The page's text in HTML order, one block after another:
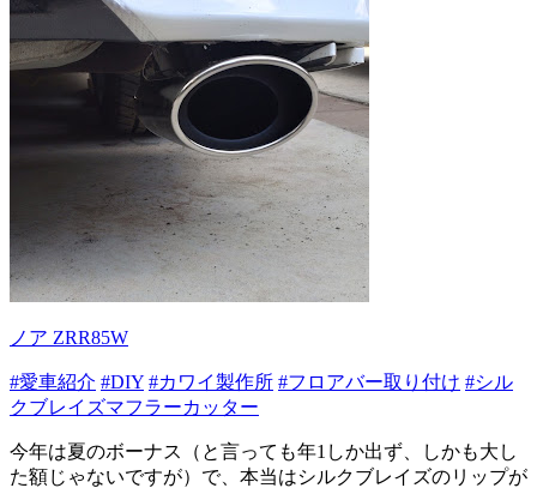
ノア ZRR85W
#愛車紹介 #DIY #カワイ製作所 #フロアバー取り付け #シル
クブレイズマフラーカッター
今年は夏のボーナス（と言っても年1しか出ず、しかも大し
た額じゃないですが）で、本当はシルクブレイズのリップが